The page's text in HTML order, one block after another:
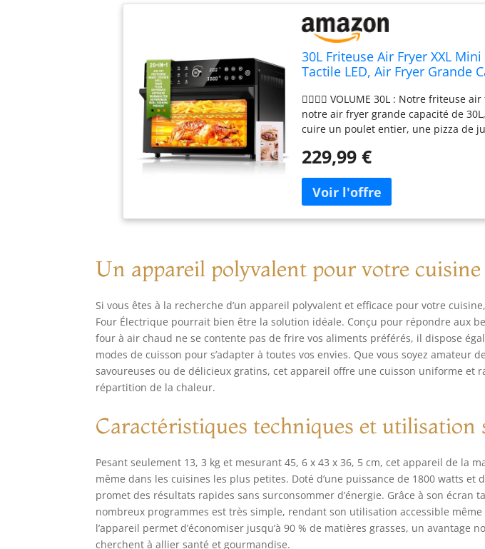
30L Friteuse Air Fryer XXL
Tactile LED, Air Fryer Grande
Airfryer Chaud Oven Sans
👩‍❤️‍💋‍👨 VOLUME 30L : Notre friteuse
notre air fryer grande capacité de
cuire un poulet entier, une pizza de
grands rassemblements
devenant ainsi un outil de cuisson
réunions familiales ou les fêtes.
UNE VIE PLUS SAINE：Notre
inférieurs, elle accélère la circulation
d'humidité et évite le risque de brûler
de 30L permet d'économiser jusqu'à
graisse par rapport aux méthodes
ÉCRAN A DEL + FENÊTRE VISIBLE EN
contact sur le panneau de
huile suffit. Elle possède une
de surveiller l'état de cuisson sans
ainsi considérablement la perte de
utilisation plus sûre. 🫕 12 MODES
DUAL COOKING : Notre friteuse air
capacité, est dotée de 12 fonctions.
Sauté, Roast Chicken, Grill, Toast,
Maintien au chaud, Réchauffage,
également la possibilité de
229,99 €
Un appareil polyvalent pour votre cuisine
Si vous êtes à la recherche d’un appareil polyvalent et efficace pour votre
Four Électrique pourrait bien être la solution idéale. Conçu pour répondre aux
four à air chaud ne se contente pas de frire vos aliments préférés, il dispose
modes de cuisson pour s’adapter à toutes vos envies. Que vous soyez amateur
savoureuses ou de délicieux gratins, cet appareil offre une cuisson uniforme et
répartition de la chaleur.
Caractéristiques techniques et utilisation
Pesant seulement 13, 3 kg et mesurant 45, 6 x 43 x 36, 5 cm, cet appareil de la
même dans les cuisines les plus petites. Doté d’une puissance de 1800 watts et
promet des résultats rapides sans surconsommer d’énergie. Grâce à son écran
nombreux programmes est très simple, rendant son utilisation accessible
l’appareil permet d’économiser jusqu’à 90 % de matières grasses, un avantage
cherchent à allier santé et gourmandise.